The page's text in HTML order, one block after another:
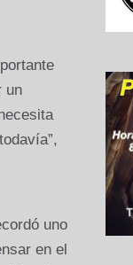
un
uno
en el